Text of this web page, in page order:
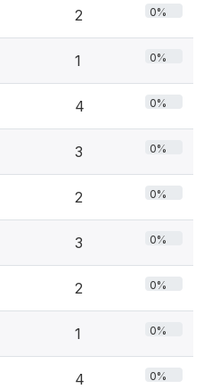
2 0%
1 0%
4 0%
3 0%
2 0%
3 0%
2 0%
1 0%
4 0%